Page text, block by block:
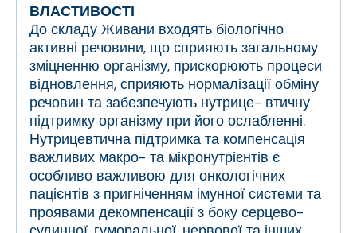
ВЛАСТИВОСТІ
До складу Живани входять біологічно
активні речовини, що сприяють загальному
зміцненню організму, прискорюють процеси
відновлення, сприяють нормалізації обміну
речовин та забезпечують нутрице- втичну
підтримку організму при його ослабленні.
Нутрицевтична підтримка та компенсація
важливих макро- та мікронутрієнтів є
особливо важливою для онкологічних
пацієнтів з пригніченням імунної системи та
проявами декомпенсації з боку серцево-